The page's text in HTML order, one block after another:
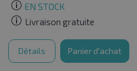
EN STOCK
Livraison gratuite
Détails Panier d'achat